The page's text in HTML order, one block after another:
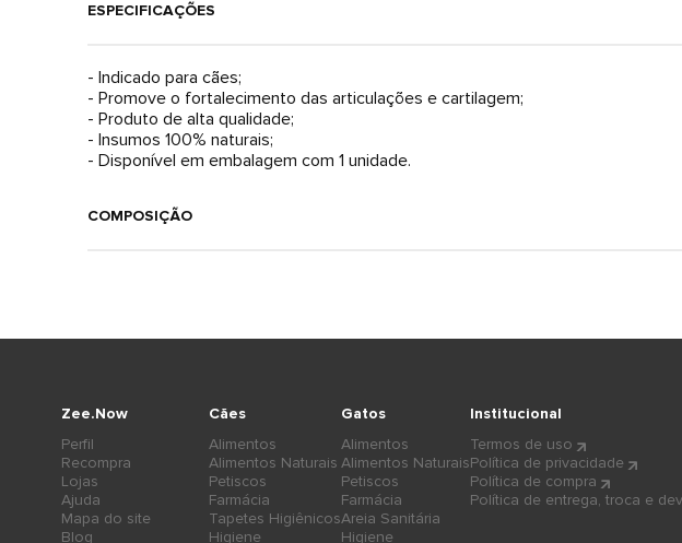
ESPECIFICAÇÕES
- Indicado para cães;
- Promove o fortalecimento das articulações e cartilagem;
- Produto de alta qualidade;
- Insumos 100% naturais;
- Disponível em embalagem com 1 unidade.
COMPOSIÇÃO
Cães
Alimentos
Alimentos Naturais
Petiscos
Farmácia
Tapetes Higiênicos
Higiene
Gatos
Alimentos
Alimentos Naturais
Petiscos
Farmácia
Areia Sanitária
Higiene
Zee.Now
Perfil
Recompra
Lojas
Ajuda
Mapa do site
Blog
Institucional
Termos de uso
Política de privacidade
Política de compra
Política de entrega, troca e